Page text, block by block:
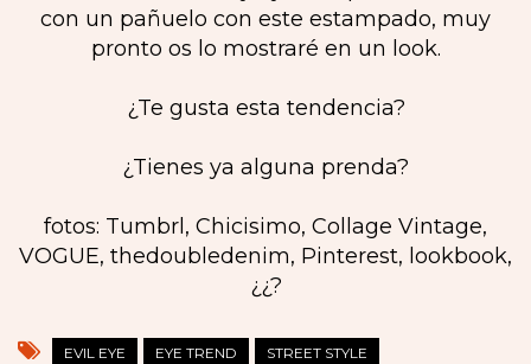
con un pañuelo con este estampado, muy
pronto os lo mostraré en un look.
¿Te gusta esta tendencia?
¿Tienes ya alguna prenda?
fotos: Tumbrl, Chicisimo, Collage Vintage,
VOGUE, thedoubledenim, Pinterest, lookbook,
¿¿?
EVIL EYE EYE TREND STREET STYLE